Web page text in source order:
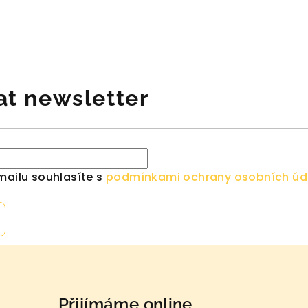
newsletter
souhlasíte s podmínkami ochrany osobních